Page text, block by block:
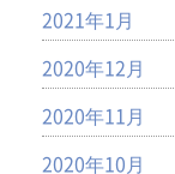
2021年1月
2020年12月
2020年11月
2020年10月